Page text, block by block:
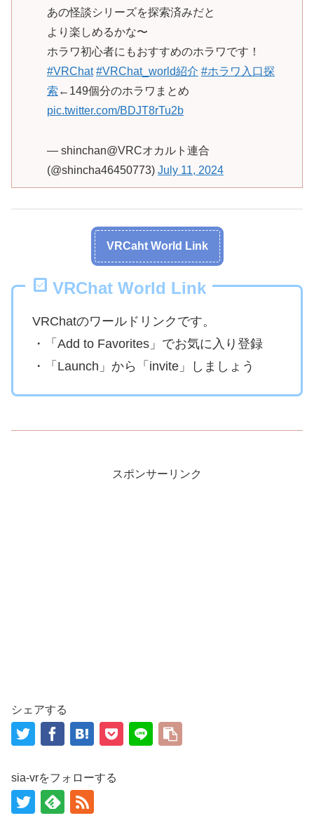
あの怪談シリーズを探索済みだと
より楽しめるかな〜
ホラワ初心者にもおすすめのホラワです！
#VRChat #VRChat_world紹介 #ホラワ入口探
索 ←149個分のホラワまとめ
pic.twitter.com/BDJT8rTu2b
— shinchan@VRCオカルト連合
(@shincha46450773) July 11, 2024
VRCaht World Link
VRChat World Link
VRChatのワールドリンクです。
・「Add to Favorites」でお気に入り登録
・「Launch」から「invite」しましょう
スポンサーリンク
シェアする
sia-vrをフォローする